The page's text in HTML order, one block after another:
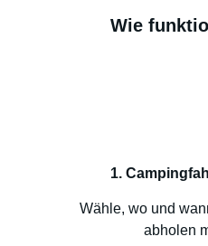
Wie
1.
Wähle, wo und
abholen